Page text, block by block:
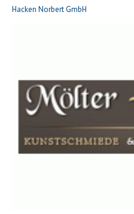
Hacken Norbert GmbH